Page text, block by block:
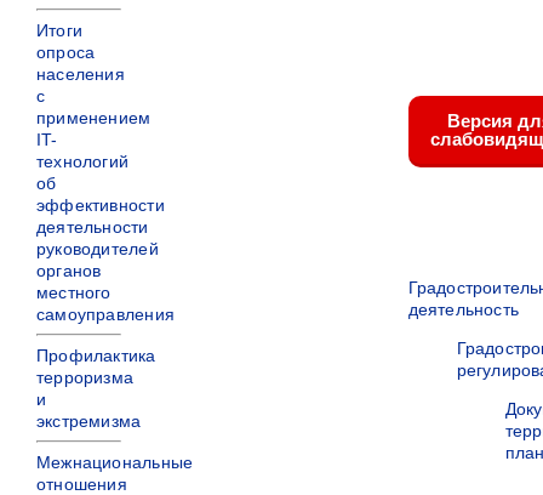
Итоги
опроса
населения
с
применением
IT-
технологий
об
эффективности
деятельности
руководителей
органов
местного
самоуправления
Профилактика
терроризма
и
экстремизма
Межнациональные
отношения
Версия
деятельность